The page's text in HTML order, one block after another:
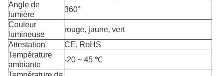
Angle de
lumière
360°
Couleur
lumineuse
rouge, jaune, vert
Attestation
CE, RoHS
Température
ambiante
-20 ~ 45 ℃